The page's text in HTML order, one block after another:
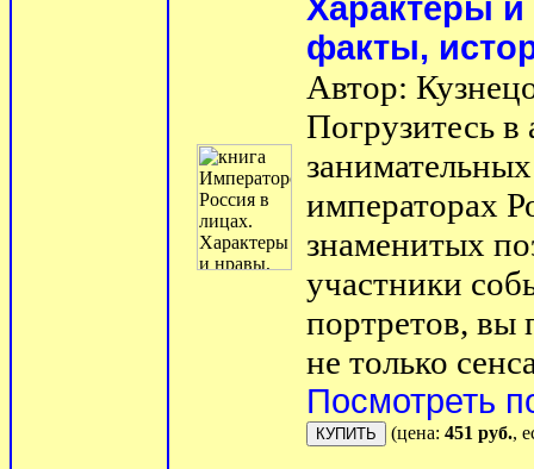
Характеры
факты,
Автор:
Погрузитесь
императорах
знаменитых
участники
портретов, вы
не только
Посмотреть
(цена: 451 руб.,